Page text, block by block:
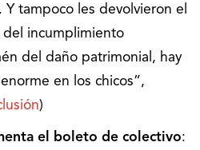
tampoco les devolvieron el
incumplimiento
del daño patrimonial, hay
en los chicos”,
)
el boleto de colectivo: